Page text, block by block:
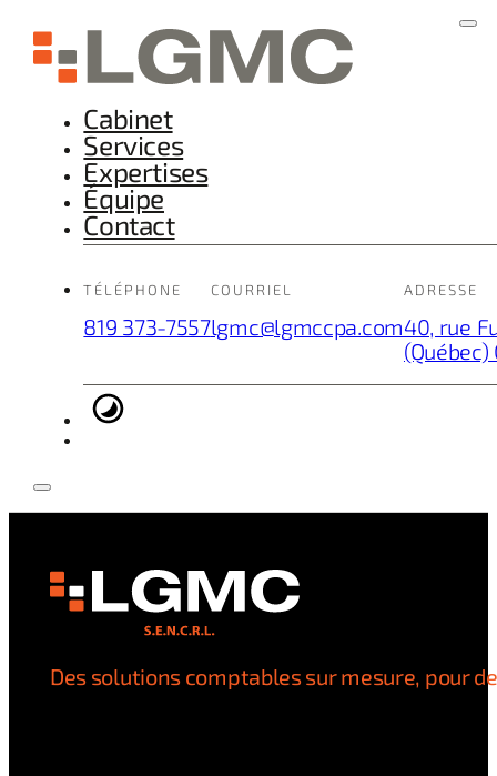
Cabinet
Services
Expertises
Équipe
Contact
TÉLÉPHONE
819 373-7557
COURRIEL
lgmc@lgmccpa.com
ADRESSE
40, rue
(Québec)
Des solutions comptables sur mesure, pour